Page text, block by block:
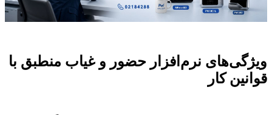
ویژگی‌های نرم‌افزار حضور و غیاب منطبق با
قوانین کار